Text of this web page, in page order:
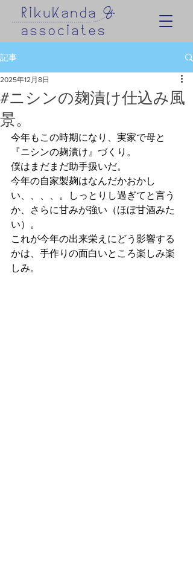
記事
#ニシンの麹漬け仕込み風
景。
2025年12月8日
今年もこの時期になり、実家で母と
『ニシンの麹漬け』づくり。
僕はまだまだ助手扱いだ。
今年の自家製麹はなんだかおかし
い、、、、。しっとりし過ぎてと言う
か、さらに甘みが強い（ほぼ甘酒みた
い）。
これが今年の出来栄えにどう影響する
かは、手作りの面白いところ楽しみ楽
しみ。